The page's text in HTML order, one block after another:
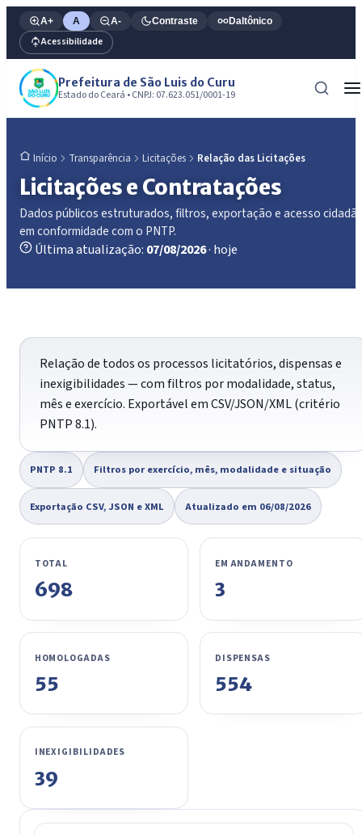
A+ A A- Contraste Daltônico
Acessibilidade
Prefeitura de São Luis do Curu
Estado do Ceará • CNPJ: 07.623.051/0001-19
Início Transparência Licitações Relação das Licitações
Licitações e Contratações
Dados públicos estruturados, filtros, exportação e acesso
em conformidade com o PNTP.
Última atualização: 07/08/2026· hoje
Relação de todos os processos licitatórios, dispensas e
inexigibilidades — com filtros por modalidade, status,
mês e exercício. Exportável em CSV/JSON/XML (critério
PNTP 8.1).
PNTP 8.1 Filtros por exercício, mês, modalidade e situação
Exportação CSV, JSON e XML Atualizado em 06/08/2026
TOTAL
698
EM ANDAMENTO
3
HOMOLOGADAS
55
DISPENSAS
554
INEXIGIBILIDADES
39